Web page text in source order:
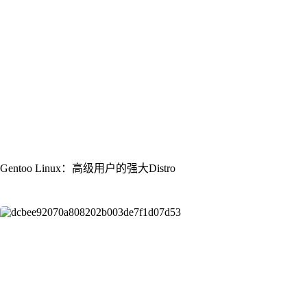
Gentoo Linux：高级用户的强大Distro